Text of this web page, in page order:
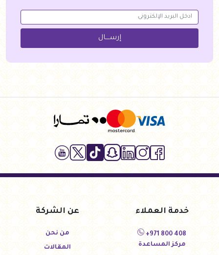
إرســــال
خدمة العملاء
+971 800 408
مركز المساعدة
عن الشركة
من نحن
المقالات